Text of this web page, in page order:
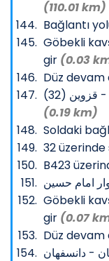
(110.01 km)
Bağlantı
Göbekli
gir (0.03
Düz devam
(0.19 km)
Soldaki
32
B423
Göbekli
gir (0.07
Düz devam